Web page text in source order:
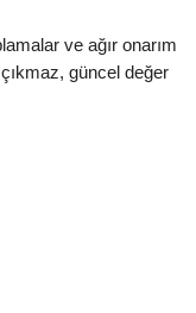
ve ağır onarım
güncel değer